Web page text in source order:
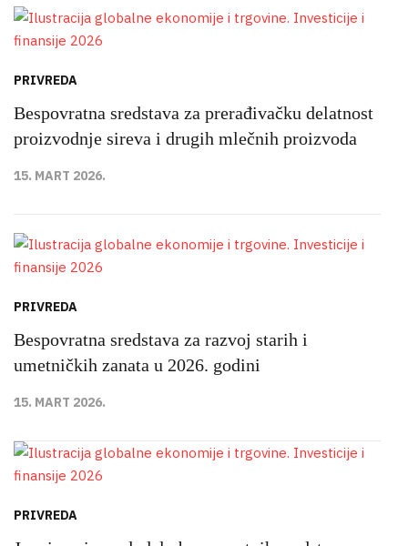
PRIVREDA
Bespovratna sredstava za prerađivačku delatnost
proizvodnje sireva i drugih mlečnih proizvoda
15. MART 2026.
PRIVREDA
Bespovratna sredstava za razvoj starih i
umetničkih zanata u 2026. godini
15. MART 2026.
PRIVREDA